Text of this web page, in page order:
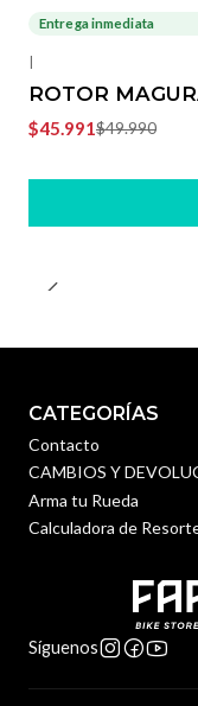
Entrega inmediata
|
ROTOR
$45.991$49.990
CATEGORÍAS
Contacto
CAMBIOS Y
Arma tu Rueda
Calculadora de
Síguenos